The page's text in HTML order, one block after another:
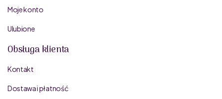
Moje konto
Ulubione
Obsługa klienta
Kontakt
Dostawa i płatność